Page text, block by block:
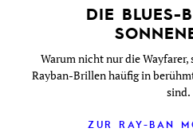
DIE BLUES-
Warum nicht nur die
Rayban-Brillen haüfig in
sind.
ZUR RAY-BAN